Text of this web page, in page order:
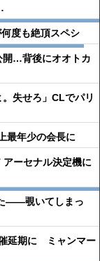
度も絶頂スペシ
開…背後にオオトカ
失せろ」CLでパリ
最年少の会長に
ーセナル決定機に
――覗いてしまっ
延期に ミャンマー